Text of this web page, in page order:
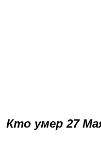
Кто умер 27